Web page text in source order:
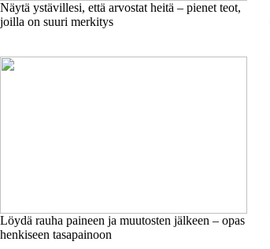
Näytä ystävillesi, että arvostat heitä – pienet teot,
joilla on suuri merkitys
Löydä rauha paineen ja muutosten jälkeen – opas
henkiseen tasapainoon